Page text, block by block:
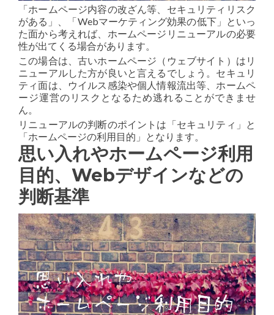
「ホームページ内容の改ざん等、セキュリティリスク
がある」、「Webマーケティング効果の低下」といっ
た面から考えれば、ホームページリニューアルの必要
性が出てくる場合があります。
この場合は、古いホームページ（ウェブサイト）はリ
ニューアルした方が良いと言えるでしょう。セキュリ
ティ面は、ウイルス感染や個人情報流出等、ホームペ
ージ運営のリスクとなるため逃れることができませ
ん。
リニューアルの判断のポイントは「セキュリティ」と
「ホームページの利用目的」となります。
思い入れやホームページ利用
目的、Webデザインなどの
判断基準